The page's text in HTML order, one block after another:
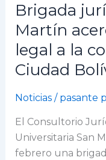
Brigada
Martín
legal a la
Ciudad
Noticias/ pasante
El Consultorio
Universitaria San
febrero una
Brigada
jurídica
de
la
San
acerca
la
orientación
legal